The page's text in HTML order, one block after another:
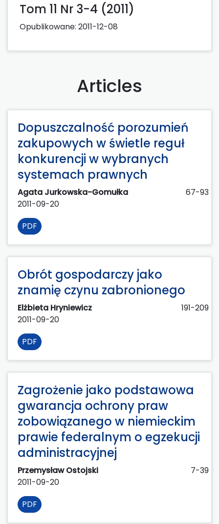
Tom 11 Nr 3-4 (2011)
Opublikowane: 2011-12-08
Articles
Dopuszczalność porozumień
zakupowych w świetle reguł
konkurencji w wybranych
systemach prawnych
Agata Jurkowska-Gomułka
67-93
2011-09-20
PDF
Obrót gospodarczy jako
znamię czynu zabronionego
Elżbieta Hryniewicz
191-209
2011-09-20
PDF
Zagrożenie jako podstawowa
gwarancja ochrony praw
zobowiązanego w niemieckim
prawie federalnym o egzekucji
administracyjnej
Przemysław Ostojski
7-39
2011-09-20
PDF